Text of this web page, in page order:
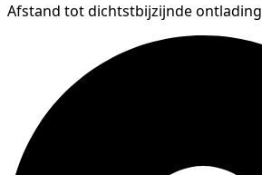
Afstand tot dichtstbijzijnde ontlading